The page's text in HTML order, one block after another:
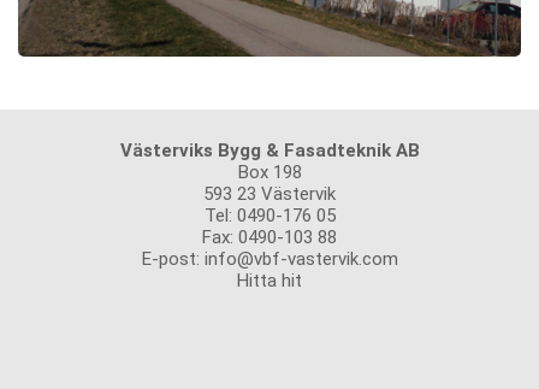
Västerviks Bygg & Fasadteknik AB
Box 198
593 23 Västervik
Tel: 0490-176 05
Fax: 0490-103 88
E-post: info@vbf-vastervik.com
Hitta hit